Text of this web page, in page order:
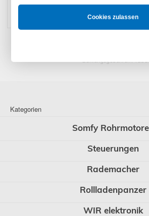
Markisenmotor
Markisenmotor
Zahlungsgebühren /-
Kategorien
Somfy
Steuerungen
Rademacher
Rollladenpanzer
WIR elektronik
Cookies zulassen